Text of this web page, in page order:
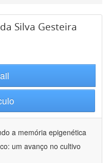
Silva Gesteira
a memória epigenética
um avanço no cultivo